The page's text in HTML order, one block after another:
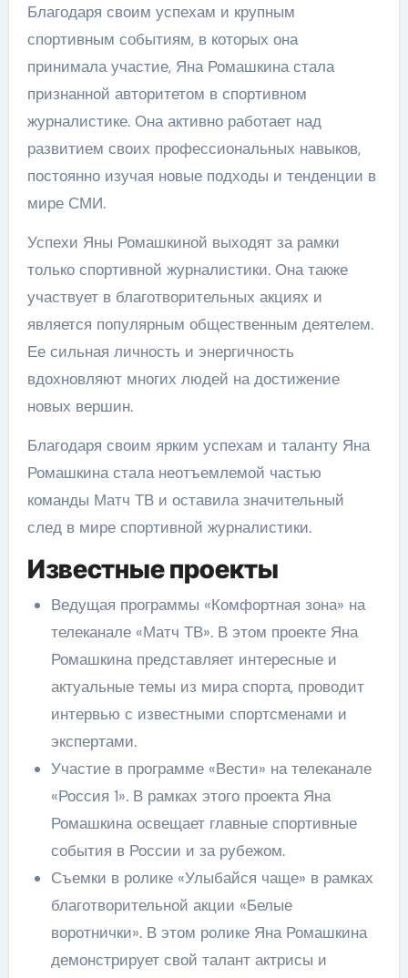
Благодаря своим успехам и крупным
спортивным событиям, в которых она
принимала участие, Яна Ромашкина стала
признанной авторитетом в спортивном
журналистике. Она активно работает над
развитием своих профессиональных навыков,
постоянно изучая новые подходы и тенденции в
мире СМИ.
Успехи Яны Ромашкиной выходят за рамки
только спортивной журналистики. Она также
участвует в благотворительных акциях и
является популярным общественным деятелем.
Ее сильная личность и энергичность
вдохновляют многих людей на достижение
новых вершин.
Благодаря своим ярким успехам и таланту Яна
Ромашкина стала неотъемлемой частью
команды Матч ТВ и оставила значительный
след в мире спортивной журналистики.
Известные проекты
Ведущая программы «Комфортная зона» на
телеканале «Матч ТВ». В этом проекте Яна
Ромашкина представляет интересные и
актуальные темы из мира спорта, проводит
интервью с известными спортсменами и
экспертами.
Участие в программе «Вести» на телеканале
«Россия 1». В рамках этого проекта Яна
Ромашкина освещает главные спортивные
события в России и за рубежом.
Съемки в ролике «Улыбайся чаще» в рамках
благотворительной акции «Белые
воротнички». В этом ролике Яна Ромашкина
демонстрирует свой талант актрисы и